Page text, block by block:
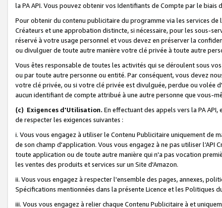
la PA API. Vous pouvez obtenir vos Identifiants de Compte par le biais
Pour obtenir du contenu publicitaire du programme via les services
Créateurs et une approbation distincte, si nécessaire, pour les sous-
réservé à votre usage personnel et vous devez en préserver la
ou divulguer de toute autre manière votre clé privée à toute autre
Vous êtes responsable de toutes les activités qui se déroulent sous
ou par toute autre personne ou entité. Par conséquent, vous devez
votre clé privée, ou si votre clé privée est divulguée, perdue ou volée
aucun identifiant de compte attribué à une autre personne que vous-
(c) Exigences d'Utilisation. En effectuant des appels vers la PA
de respecter les exigences suivantes :
i. Vous vous engagez à utiliser le Contenu Publicitaire uniquement de
de son champ d'application. Vous vous engagez à ne pas utiliser l’API
toute application ou de toute autre manière qui n'a pas vocation
les ventes des produits et services sur un Site d'Amazon.
ii. Vous vous engagez à respecter l'ensemble des pages, annexes,
Spécifications mentionnées dans la présente Licence et les Politiques
iii. Vous vous engagez à relier chaque Contenu Publicitaire à et